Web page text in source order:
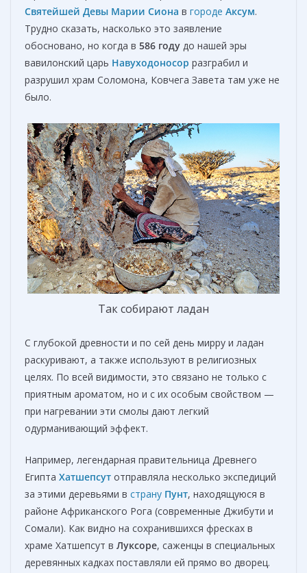
Святейшей Девы Марии Сиона в городе Аксум.
Трудно сказать, насколько это заявление
обосновано, но когда в 586 году до нашей эры
вавилонский царь Навуходоносор разграбил и
разрушил храм Соломона, Ковчега Завета там уже не
было.
Так собирают ладан
С глубокой древности и по сей день мирру и ладан
раскуривают, а также используют в религиозных
целях. По всей видимости, это связано не только с
приятным ароматом, но и с их особым свойством —
при нагревании эти смолы дают легкий
одурманивающий эффект.
Например, легендарная правительница Древнего
Египта Хатшепсут отправляла несколько экспедиций
за этими деревьями в страну Пунт, находящуюся в
районе Африканского Рога (современные Джибути и
Сомали). Как видно на сохранившихся фресках в
храме Хатшепсут в Луксоре, саженцы в специальных
деревянных кадках поставляли ей прямо во дворец.